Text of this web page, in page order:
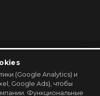
→
(Google Analytics) и
Google Ads), чтобы
Функциональные